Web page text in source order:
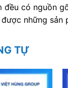
đều có nguồn
được những
TỰ